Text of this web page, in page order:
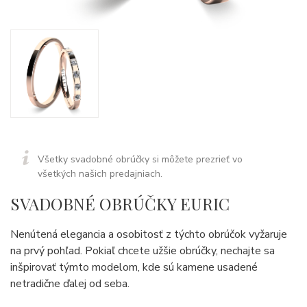
Všetky svadobné obrúčky si môžete prezrieť vo
všetkých našich predajniach.
SVADOBNÉ OBRÚČKY EURIC
Nenútená elegancia a osobitosť z týchto obrúčok vyžaruje
na prvý pohľad. Pokiaľ chcete užšie obrúčky, nechajte sa
inšpirovať týmto modelom, kde sú kamene usadené
netradične ďalej od seba.